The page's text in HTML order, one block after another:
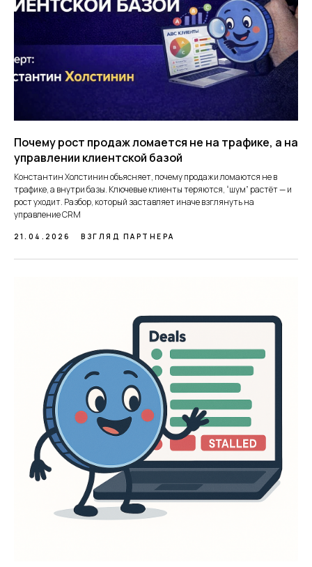
Почему рост продаж ломается не на трафике, а на
управлении клиентской базой
Константин Холстинин объясняет, почему продажи ломаются не в
трафике, а внутри базы. Ключевые клиенты теряются, “шум” растёт — и
рост уходит. Разбор, который заставляет иначе взглянуть на
управление CRM
21.04.2026 ВЗГЛЯД ПАРТНЕРА